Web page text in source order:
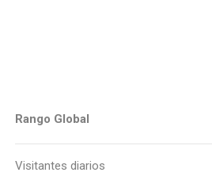
Rango Global
Visitantes diarios